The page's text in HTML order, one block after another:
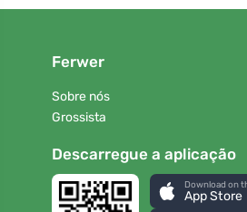
Ferwer
Sobre nós
Grossista
Descarregue a aplicação
Download on
App Store